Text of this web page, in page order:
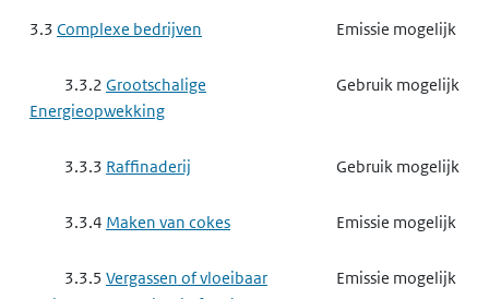
3.3 Complexe bedrijven Emissie mogelijk
3.3.2 Grootschalige
Energieopwekking
Gebruik mogelijk
3.3.3 Raffinaderij Gebruik mogelijk
3.3.4 Maken van cokes Emissie mogelijk
3.3.5 Vergassen of vloeibaar
Emissie mogelijk